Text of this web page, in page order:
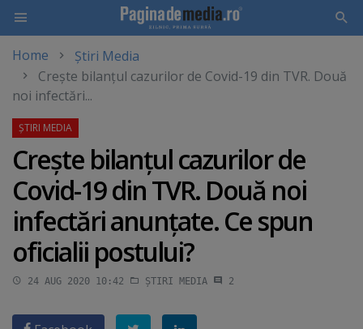
main
content
Home
Știri Media
Creşte bilanţul cazurilor de Covid-19 din TVR. Două
noi infectări...
Creşte bilanţul cazurilor de
Covid-19 din TVR. Două noi
infectări anunţate. Ce spun
oficialii postului?
24 AUG 2020 10:42 ȘTIRI MEDIA 2